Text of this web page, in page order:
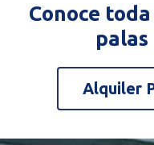
Conoce
palas
Alquiler